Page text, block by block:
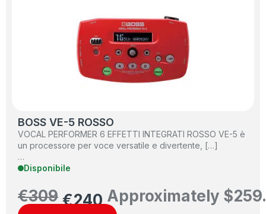
BOSS VE-5 ROSSO
VOCAL PERFORMER 6 EFFETTI INTEGRATI ROSSO VE-5 è
un processore per voce versatile e divertente, […]
…
Disponibile
€309 €240 Approximately $